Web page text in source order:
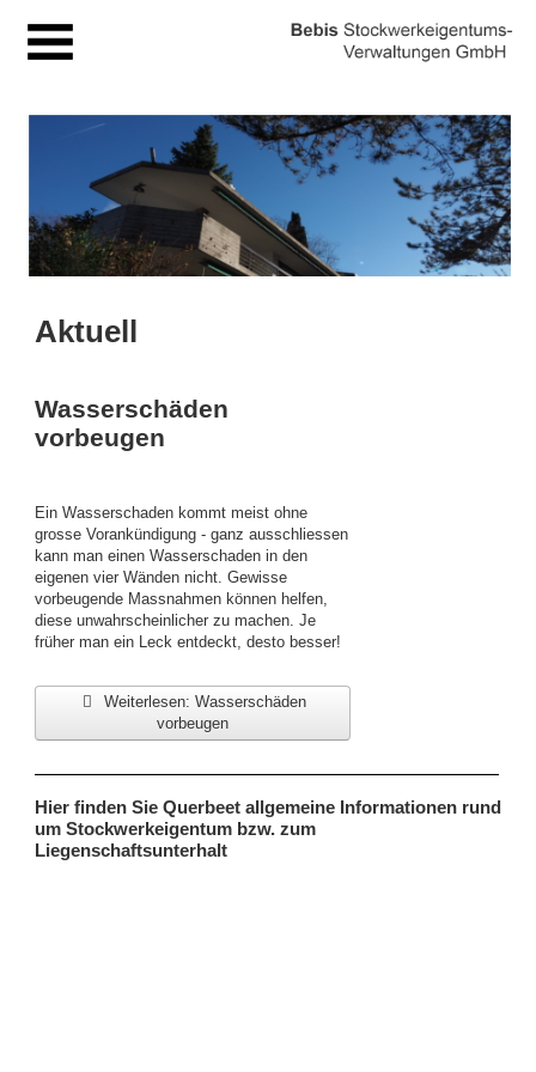
Aktuell
Wasserschäden
vorbeugen
Ein Wasserschaden kommt meist ohne
grosse Vorankündigung - ganz ausschliessen
kann man einen Wasserschaden in den
eigenen vier Wänden nicht. Gewisse
vorbeugende Mass­nahmen können helfen,
diese unwahrscheinlicher zu machen. Je
früher man ein Leck ent­deckt, desto besser!
Weiterlesen: Wasserschäden
vorbeugen
Hier finden Sie Querbeet allgemeine Informationen rund
um Stockwerkeigentum bzw. zum
Liegenschaftsunterhalt